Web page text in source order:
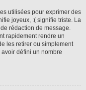
utilisées pour exprimer des
joyeux, :( signifie triste. La
rédaction de message.
rapidement rendre un
les retirer ou simplement
avoir défini un nombre